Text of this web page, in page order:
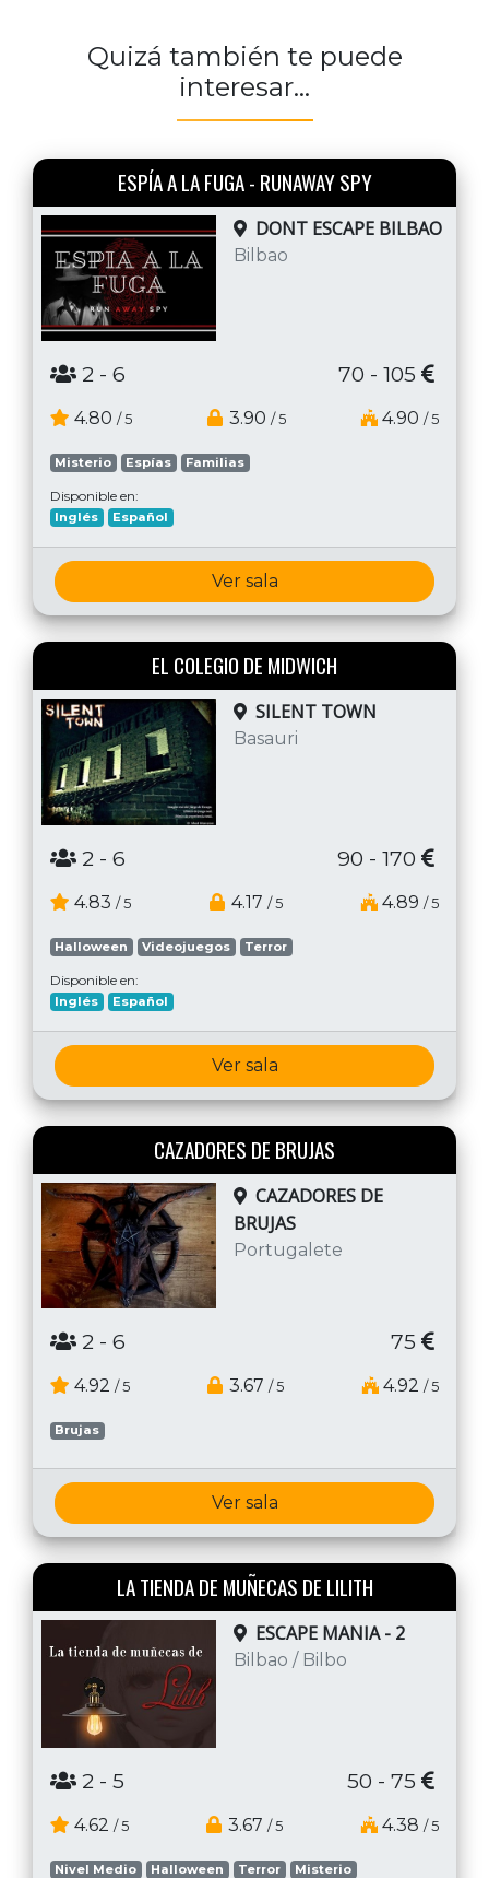
Quizá también te puede
interesar...
ESPÍA A LA FUGA - RUNAWAY SPY
DONT ESCAPE BILBAO
Bilbao
2 - 6 70 - 105
4.80 / 5 3.90 / 5 4.90 / 5
Misterio Espías Familias
Disponible en:
Inglés Español
Ver sala
EL COLEGIO DE MIDWICH
SILENT TOWN
Basauri
2 - 6 90 - 170
4.83 / 5 4.17 / 5 4.89 / 5
Halloween Videojuegos Terror
Disponible en:
Inglés Español
Ver sala
CAZADORES DE BRUJAS
CAZADORES DE
BRUJAS
Portugalete
2 - 6 75
4.92 / 5 3.67 / 5 4.92 / 5
Brujas
Ver sala
LA TIENDA DE MUÑECAS DE LILITH
ESCAPE MANIA - 2
Bilbao / Bilbo
2 - 5 50 - 75
4.62 / 5 3.67 / 5 4.38 / 5
Nivel Medio Halloween Terror Misterio